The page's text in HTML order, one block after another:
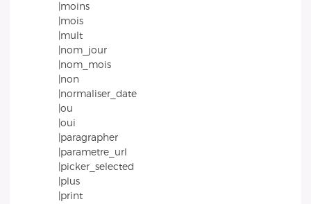
|moins
|mois
|mult
|nom_jour
|nom_mois
|non
|normaliser_date
|ou
|oui
|paragrapher
|parametre_url
|picker_selected
|plus
|print